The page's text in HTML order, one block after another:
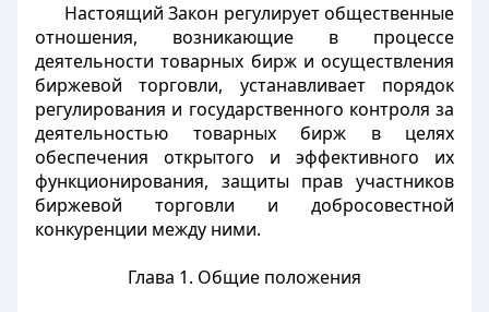
Настоящий Закон регулирует общественные
отношения, возникающие в процессе
деятельности товарных бирж и осуществления
биржевой торговли, устанавливает порядок
регулирования и государственного контроля за
деятельностью товарных бирж в целях
обеспечения открытого и эффективного их
функционирования, защиты прав участников
биржевой торговли и добросовестной
конкуренции между ними.
Глава 1. Общие положения